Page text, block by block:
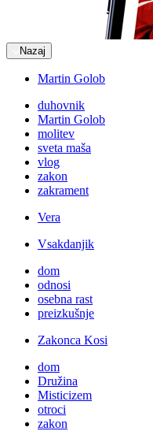
Nazaj
Martin Golob
duhovnik
Martin Golob
molitev
sveta maša
vlog
zakon
zakrament
Vera
Vsakdanjik
dom
odnosi
osebna rast
preizkušnje
Zakonca Kosi
dom
Družina
Misticizem
otroci
zakon